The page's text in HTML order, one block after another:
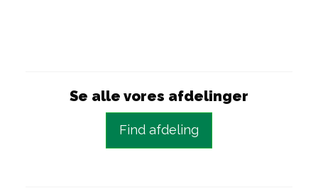
Se alle vores afdelinger
Find afdeling